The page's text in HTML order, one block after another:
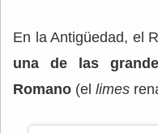
En la Antigüedad, el
una de las
Romano (el limes